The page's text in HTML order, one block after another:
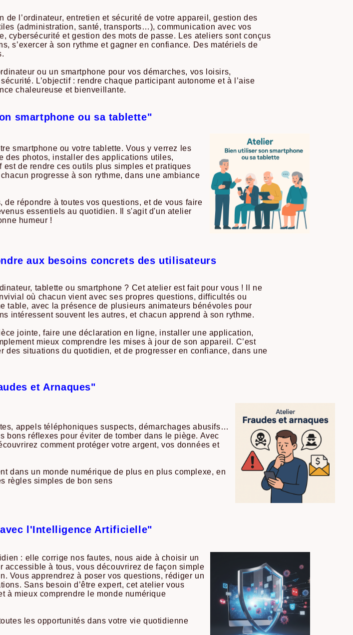
l’ordinateur, entretien et sécurité de votre appareil, gestion des
(administration, santé, transports…), communication avec vos
cybersécurité et gestion des mots de passe. Les ateliers sont conçus
s’exercer à son rythme et gagner en confiance. Des matériels de
ou un smartphone pour vos démarches, vos loisirs,
L’objectif : rendre chaque participant autonome et à l’aise
chaleureuse et bienveillante.
smartphone ou sa tablette"
smartphone ou votre tablette. Vous y verrez les
des photos, installer des applications utiles,
est de rendre ces outils plus simples et pratiques
progresse à son rythme, dans une ambiance
de répondre à toutes vos questions, et de vous faire
essentiels au quotidien. Il s'agit d'un atelier
humeur !
aux besoins concrets des utilisateurs
tablette ou smartphone ? Cet atelier est fait pour vous ! Il ne
où chacun vient avec ses propres questions, difficultés ou
table, avec la présence de plusieurs animateurs bénévoles pour
intéressent souvent les autres, et chacun apprend à son rythme.
jointe, faire une déclaration en ligne, installer une application,
mieux comprendre les mises à jour de son appareil. C’est
des situations du quotidien, et de progresser en confiance, dans une
et Arnaques"
appels téléphoniques suspects, démarchages abusifs…
réflexes pour éviter de tomber dans le piège. Avec
comment protéger votre argent, vos données et
dans un monde numérique de plus en plus complexe, en
règles simples de bon sens
l'Intelligence Artificielle"
: elle corrige nos fautes, nous aide à choisir un
à tous, vous découvrirez de façon simple
Vous apprendrez à poser vos questions, rédiger un
Sans besoin d’être expert, cet atelier vous
à mieux comprendre le monde numérique
les opportunités dans votre vie quotidienne